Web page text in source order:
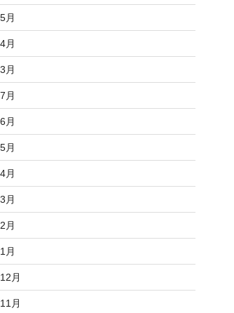
月
月
月
月
月
月
月
月
月
月
月
月